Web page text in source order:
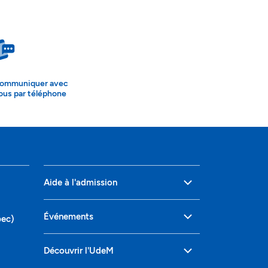
avec
par téléphone
Aide à l'admission
Événements
Découvrir l'UdeM